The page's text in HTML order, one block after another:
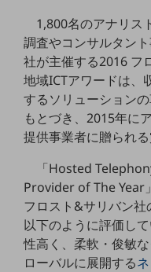
ネットワーク・モバイル
クラウド・データセンター
電話・映像コミュニケーショ
セキュリティ
データ利活用
運用管理
1,800名のアナリス
調査やコンサルタン
社が主催する2016 フ
地域ICTアワードは、
するソリューション
もとづき、2015年に
提供事業者に贈られる
「Hosted
Provider of The Year
フロスト&サリバン
以下のように評価し
性高く、柔軟・俊敏な
ローバルに展開する